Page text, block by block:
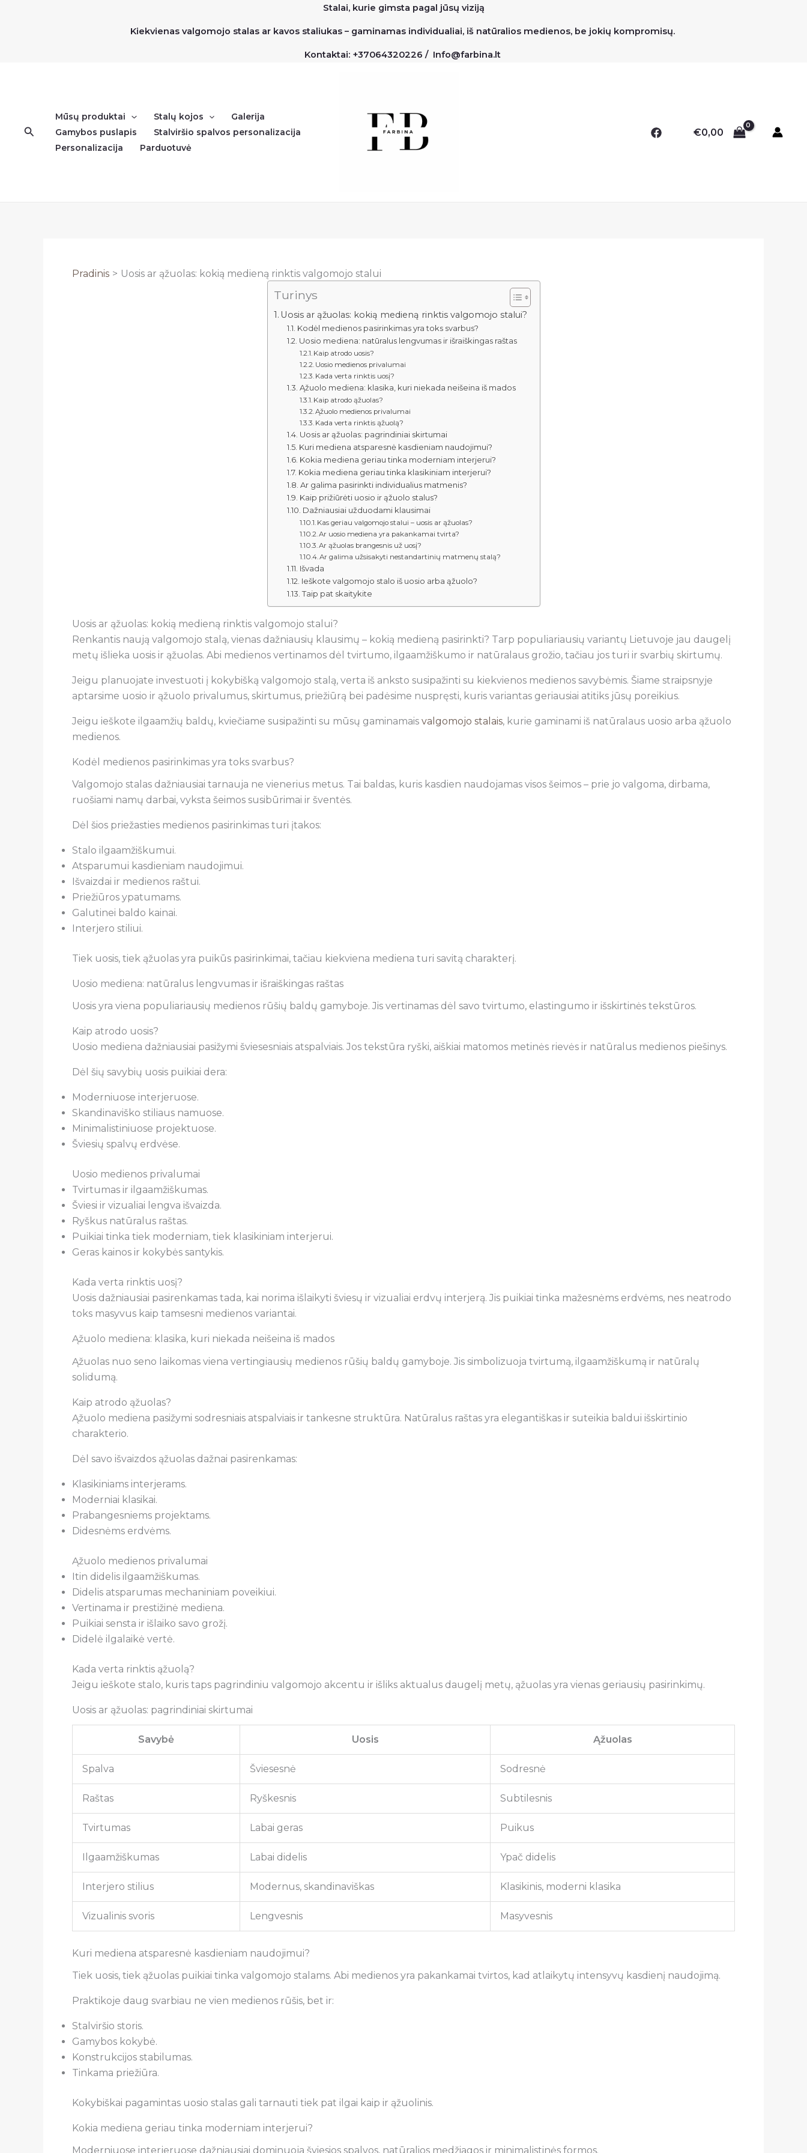
Stalai, kurie gimsta pagal jūsų viziją
Kiekvienas valgomojo stalas ar kavos staliukas – gaminamas individualiai, iš natūralios medienos, be jokių kompromisų.
Kontaktai: +37064320226 / Info@farbina.lt
Paieška
Mūsų produktai Stalų kojos
Galerija
Gamybos puslapis
Stalviršio spalvos personalizacija
Personalizacija
Parduotuvė
€0,00
Pradinis Uosis ar ąžuolas: kokią medieną rinktis valgomojo stalui
Turinys
Uosis ar ąžuolas: kokią medieną rinktis valgomojo stalui?
Kodėl medienos pasirinkimas yra toks svarbus?
Uosio mediena: natūralus lengvumas ir išraiškingas raštas
Kaip atrodo uosis?
Uosio medienos privalumai
Kada verta rinktis uosį?
Ąžuolo mediena: klasika, kuri niekada neišeina iš mados
Kaip atrodo ąžuolas?
Ąžuolo medienos privalumai
Kada verta rinktis ąžuolą?
Uosis ar ąžuolas: pagrindiniai skirtumai
Kuri mediena atsparesnė kasdieniam naudojimui?
Kokia mediena geriau tinka moderniam interjerui?
Kokia mediena geriau tinka klasikiniam interjerui?
Ar galima pasirinkti individualius matmenis?
Kaip prižiūrėti uosio ir ąžuolo stalus?
Dažniausiai užduodami klausimai
Kas geriau valgomojo stalui – uosis ar ąžuolas?
Ar uosio mediena yra pakankamai tvirta?
Ar ąžuolas brangesnis už uosį?
Ar galima užsisakyti nestandartinių matmenų stalą?
Išvada
Ieškote valgomojo stalo iš uosio arba ąžuolo?
Taip pat skaitykite
Uosis ar ąžuolas: kokią medieną rinktis valgomojo stalui?
Renkantis naują valgomojo stalą, vienas dažniausių klausimų – kokią medieną pasirinkti? Tarp populiariausių variantų Lietuvoje jau daugelį
metų išlieka uosis ir ąžuolas. Abi medienos vertinamos dėl tvirtumo, ilgaamžiškumo ir natūralaus grožio, tačiau jos turi ir svarbių skirtumų.
Jeigu planuojate investuoti į kokybišką valgomojo stalą, verta iš anksto susipažinti su kiekvienos medienos savybėmis. Šiame straipsnyje
aptarsime uosio ir ąžuolo privalumus, skirtumus, priežiūrą bei padėsime nuspręsti, kuris variantas geriausiai atitiks jūsų poreikius.
Jeigu ieškote ilgaamžių baldų, kviečiame susipažinti su mūsų gaminamais valgomojo stalais, kurie gaminami iš natūralaus uosio arba ąžuolo
medienos.
Kodėl medienos pasirinkimas yra toks svarbus?
Valgomojo stalas dažniausiai tarnauja ne vienerius metus. Tai baldas, kuris kasdien naudojamas visos šeimos – prie jo valgoma, dirbama,
ruošiami namų darbai, vyksta šeimos susibūrimai ir šventės.
Dėl šios priežasties medienos pasirinkimas turi įtakos:
Stalo ilgaamžiškumui.
Atsparumui kasdieniam naudojimui.
Išvaizdai ir medienos raštui.
Priežiūros ypatumams.
Galutinei baldo kainai.
Interjero stiliui.
Tiek uosis, tiek ąžuolas yra puikūs pasirinkimai, tačiau kiekviena mediena turi savitą charakterį.
Uosio mediena: natūralus lengvumas ir išraiškingas raštas
Uosis yra viena populiariausių medienos rūšių baldų gamyboje. Jis vertinamas dėl savo tvirtumo, elastingumo ir išskirtinės tekstūros.
Kaip atrodo uosis?
Uosio mediena dažniausiai pasižymi šviesesniais atspalviais. Jos tekstūra ryški, aiškiai matomos metinės rievės ir natūralus medienos piešinys.
Dėl šių savybių uosis puikiai dera:
Moderniuose interjeruose.
Skandinaviško stiliaus namuose.
Minimalistiniuose projektuose.
Šviesių spalvų erdvėse.
Uosio medienos privalumai
Tvirtumas ir ilgaamžiškumas.
Šviesi ir vizualiai lengva išvaizda.
Ryškus natūralus raštas.
Puikiai tinka tiek moderniam, tiek klasikiniam interjerui.
Geras kainos ir kokybės santykis.
Kada verta rinktis uosį?
Uosis dažniausiai pasirenkamas tada, kai norima išlaikyti šviesų ir vizualiai erdvų interjerą. Jis puikiai tinka mažesnėms erdvėms, nes neatrodo
toks masyvus kaip tamsesni medienos variantai.
Ąžuolo mediena: klasika, kuri niekada neišeina iš mados
Ąžuolas nuo seno laikomas viena vertingiausių medienos rūšių baldų gamyboje. Jis simbolizuoja tvirtumą, ilgaamžiškumą ir natūralų
solidumą.
Kaip atrodo ąžuolas?
Ąžuolo mediena pasižymi sodresniais atspalviais ir tankesne struktūra. Natūralus raštas yra elegantiškas ir suteikia baldui išskirtinio
charakterio.
Dėl savo išvaizdos ąžuolas dažnai pasirenkamas:
Klasikiniams interjerams.
Moderniai klasikai.
Prabangesniems projektams.
Didesnėms erdvėms.
Ąžuolo medienos privalumai
Itin didelis ilgaamžiškumas.
Didelis atsparumas mechaniniam poveikiui.
Vertinama ir prestižinė mediena.
Puikiai sensta ir išlaiko savo grožį.
Didelė ilgalaikė vertė.
Kada verta rinktis ąžuolą?
Jeigu ieškote stalo, kuris taps pagrindiniu valgomojo akcentu ir išliks aktualus daugelį metų, ąžuolas yra vienas geriausių pasirinkimų.
Uosis ar ąžuolas: pagrindiniai skirtumai
Savybė Uosis Ąžuolas
Spalva Šviesesnė Sodresnė
Raštas Ryškesnis Subtilesnis
Tvirtumas Labai geras Puikus
Ilgaamžiškumas Labai didelis Ypač didelis
Interjero stilius Modernus, skandinaviškas Klasikinis, moderni klasika
Vizualinis svoris Lengvesnis Masyvesnis
Kuri mediena atsparesnė kasdieniam naudojimui?
Tiek uosis, tiek ąžuolas puikiai tinka valgomojo stalams. Abi medienos yra pakankamai tvirtos, kad atlaikytų intensyvų kasdienį naudojimą.
Praktikoje daug svarbiau ne vien medienos rūšis, bet ir:
Stalviršio storis.
Gamybos kokybė.
Konstrukcijos stabilumas.
Tinkama priežiūra.
Kokybiškai pagamintas uosio stalas gali tarnauti tiek pat ilgai kaip ir ąžuolinis.
Kokia mediena geriau tinka moderniam interjerui?
Moderniuose interjeruose dažniausiai dominuoja šviesios spalvos, natūralios medžiagos ir minimalistinės formos.